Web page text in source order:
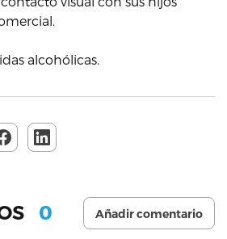
alcohólicas.
0 Añadir comentario